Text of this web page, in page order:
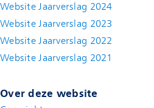
Website Jaarverslag 2024
Website Jaarverslag 2023
Website Jaarverslag 2022
Website Jaarverslag 2021
Over deze website